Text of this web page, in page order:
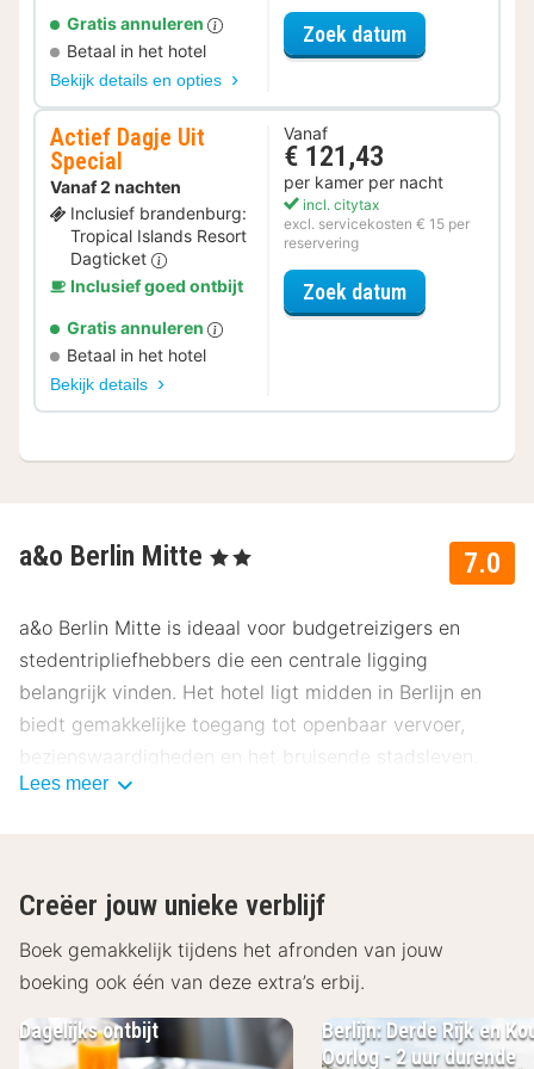
Gratis annuleren
Betaal in het hotel
Bekijk details en opties
Zoek datumvoor Museum
Actief Dagje Uit
Special
Vanaf 2 nachten
Inclusief brandenburg:
Tropical Islands Resort
Dagticket
Inclusief goed ontbijt
Gratis annuleren
Betaal in het hotel
Bekijk details
Vanaf
€ 121,43
per kamer per nacht
incl. citytax
excl. servicekosten € 15 per
reservering
Zoek datumvoor Actief
7.0
a&o Berlin Mitte , 2 Sterren
a&o Berlin Mitte is ideaal voor budgetreizigers en
stedentripliefhebbers die een centrale ligging
belangrijk vinden. Het hotel ligt midden in Berlijn en
biedt gemakkelijke toegang tot openbaar vervoer,
bezienswaardigheden en het bruisende stadsleven.
Onze gasten beoordelen dit hotel gemiddeld met een
a&o Berlin Mitte ligt in het hart van Berlijn, in de wijk
Mitte, op korte loopafstand van vele iconische plekken
zoals Alexanderplatz, de Berlin TV-toren en de
Gendarmenmarkt en de Hackesche Höfe zijn
Lees meer
Creëer jouw unieke verblijf
Boek gemakkelijk tijdens het afronden van jouw
boeking ook één van deze extra’s erbij.
Berlijn: Derde Rijk en
Oorlog - 2 uur durende
Dagelijks ontbijt